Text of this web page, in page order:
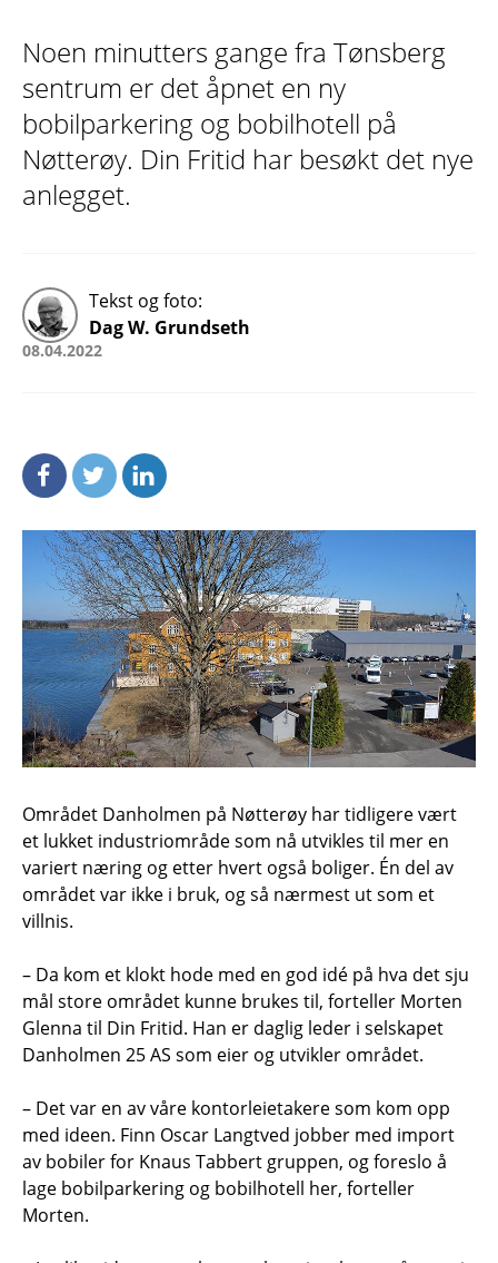
Noen minutters gange fra Tønsberg
sentrum er det åpnet en ny
bobilparkering og bobilhotell på
Nøtterøy. Din Fritid har besøkt det nye
anlegget.
Tekst og foto:
Dag W. Grundseth
08.04.2022
Området Danholmen på Nøtterøy har tidligere vært
et lukket industriområde som nå utvikles til mer en
variert næring og etter hvert også boliger. Én del av
området var ikke i bruk, og så nærmest ut som et
villnis.
– Da kom et klokt hode med en god idé på hva det sju
mål store området kunne brukes til, forteller Morten
Glenna til Din Fritid. Han er daglig leder i selskapet
Danholmen 25 AS som eier og utvikler området.
– Det var en av våre kontorleietakere som kom opp
med ideen. Finn Oscar Langtved jobber med import
av bobiler for Knaus Tabbert gruppen, og foreslo å
lage bobilparkering og bobilhotell her, forteller
Morten.